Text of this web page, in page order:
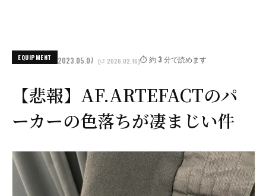
EQUIPMENT 2023.05.07 (↺ 2026.02.16)⏱️ 約 3 分で読めます
【悲報】AF.ARTEFACTのパ
ーカーの色落ちが凄まじい件